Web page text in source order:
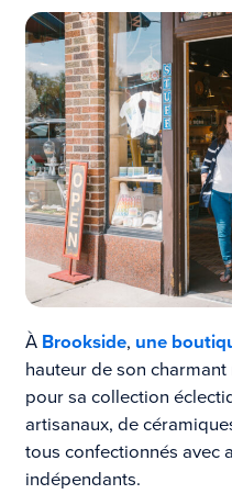
À Brookside, une
hauteur de son
pour sa collection
artisanaux, de
tous confectionnés avec
indépendants.